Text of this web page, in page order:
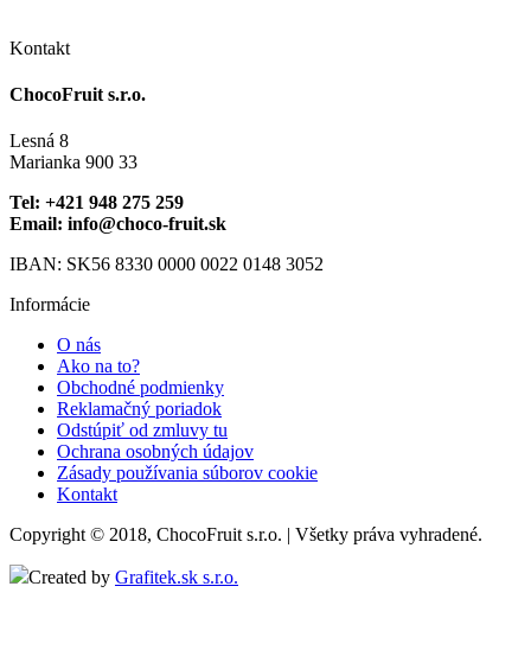
Kontakt
ChocoFruit s.r.o.
Lesná 8
Marianka 900 33
Tel: +421 948 275 259
Email: info@choco-fruit.sk
IBAN: SK56 8330 0000 0022 0148 3052
Informácie
O nás
Ako na to?
Obchodné podmienky
Reklamačný poriadok
Odstúpiť od zmluvy tu
Ochrana osobných údajov
Zásady používania súborov cookie
Kontakt
Copyright © 2018, ChocoFruit s.r.o. | Všetky práva vyhradené.
Created by Grafitek.sk s.r.o.